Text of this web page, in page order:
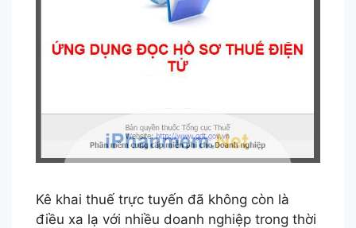
Kê khai thuế trực tuyến đã không còn là
điều xa lạ với nhiều doanh nghiệp trong thời